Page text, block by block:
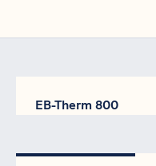
EB-Therm 800